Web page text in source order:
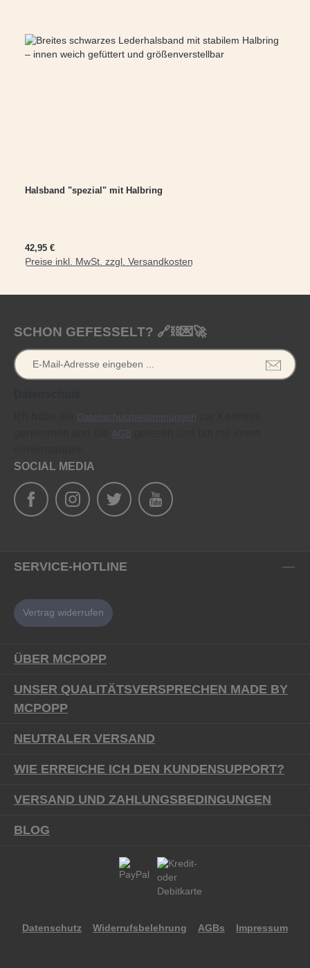
Halsband "spezial" mit Halbring
Regulärer Preis:
42,95 €
Preise inkl. MwSt. zzgl. Versandkosten
SCHON GEFESSELT? 🔗⛓️💌🚀
Datenschutzbestimmungen
AGB
SOCIAL MEDIA
SERVICE-HOTLINE
Vertrag widerrufen
ÜBER MCPOPP
UNSER QUALITÄTSVERSPRECHEN MADE BY
MCPOPP
NEUTRALER VERSAND
WIE ERREICHE ICH DEN KUNDENSUPPORT?
VERSAND UND ZAHLUNGSBEDINGUNGEN
BLOG
Datenschutz Widerrufsbelehrung AGBs Impressum